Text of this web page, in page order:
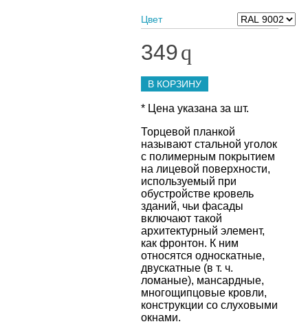
Цвет
349q
В КОРЗИНУ
* Цена указана за шт.
Торцевой планкой
называют стальной уголок
с полимерным покрытием
на лицевой поверхности,
используемый при
обустройстве кровель
зданий, чьи фасады
включают такой
архитектурный элемент,
как фронтон. К ним
относятся односкатные,
двускатные (в т. ч.
ломаные), мансардные,
многощипцовые кровли,
конструкции со слуховыми
окнами.